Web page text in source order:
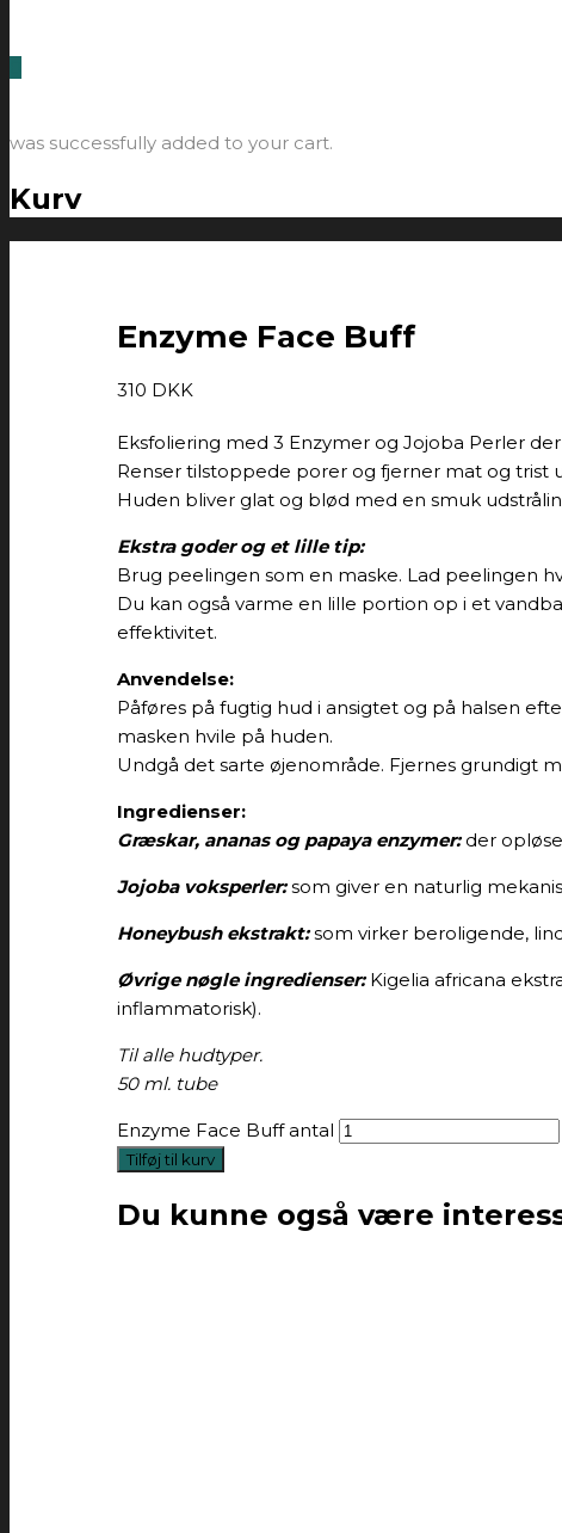
was successfully added to your cart.
Kurv
Enzyme Face Buff
310 DKK
Eksfoliering med 3 Enzymer og Jojoba Perler
Renser tilstoppede porer og fjerner mat og trist
Huden bliver glat og blød med en smuk
Ekstra goder og et lille tip:
Brug peelingen som en maske. Lad peelingen
Du kan også varme en lille portion op i et
effektivitet.
Anvendelse:
Påføres på fugtig hud i ansigtet og på halsen
masken hvile på huden.
Undgå det sarte øjenområde. Fjernes grundigt
Ingredienser:
Græskar, ananas og papaya enzymer:der
Jojoba voksperler:som giver en naturlig
Honeybush ekstrakt:som virker beroligende,
Øvrige nøgle ingredienser:Kigelia africana
inflammatorisk).
Til alle hudtyper.
50 ml. tube
Enzyme Face Buff antal
Tilføj til kurv
Du kunne også være